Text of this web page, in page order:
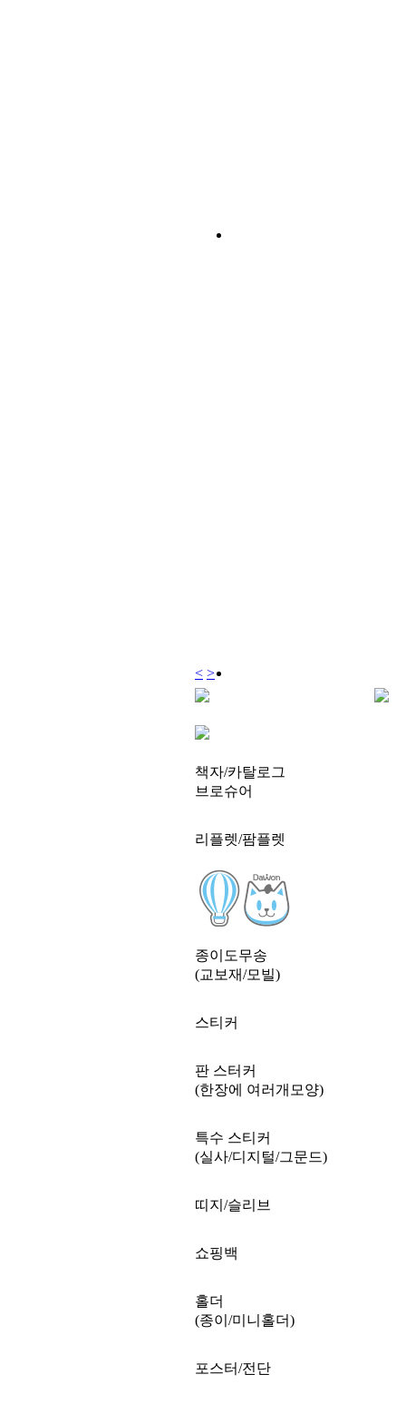
< >
책자/카탈로그
브로슈어
리플렛/팜플렛
종이도무송
(교보재/모빌)
스티커
판 스터커
(한장에 여러개모양)
특수 스티커
(실사/디지털/그문드)
띠지/슬리브
쇼핑백
홀더
(종이/미니홀더)
포스터/전단